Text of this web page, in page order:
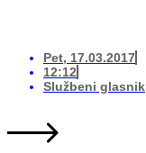
Pet, 17.03.2017
12:12
Službeni glasnik